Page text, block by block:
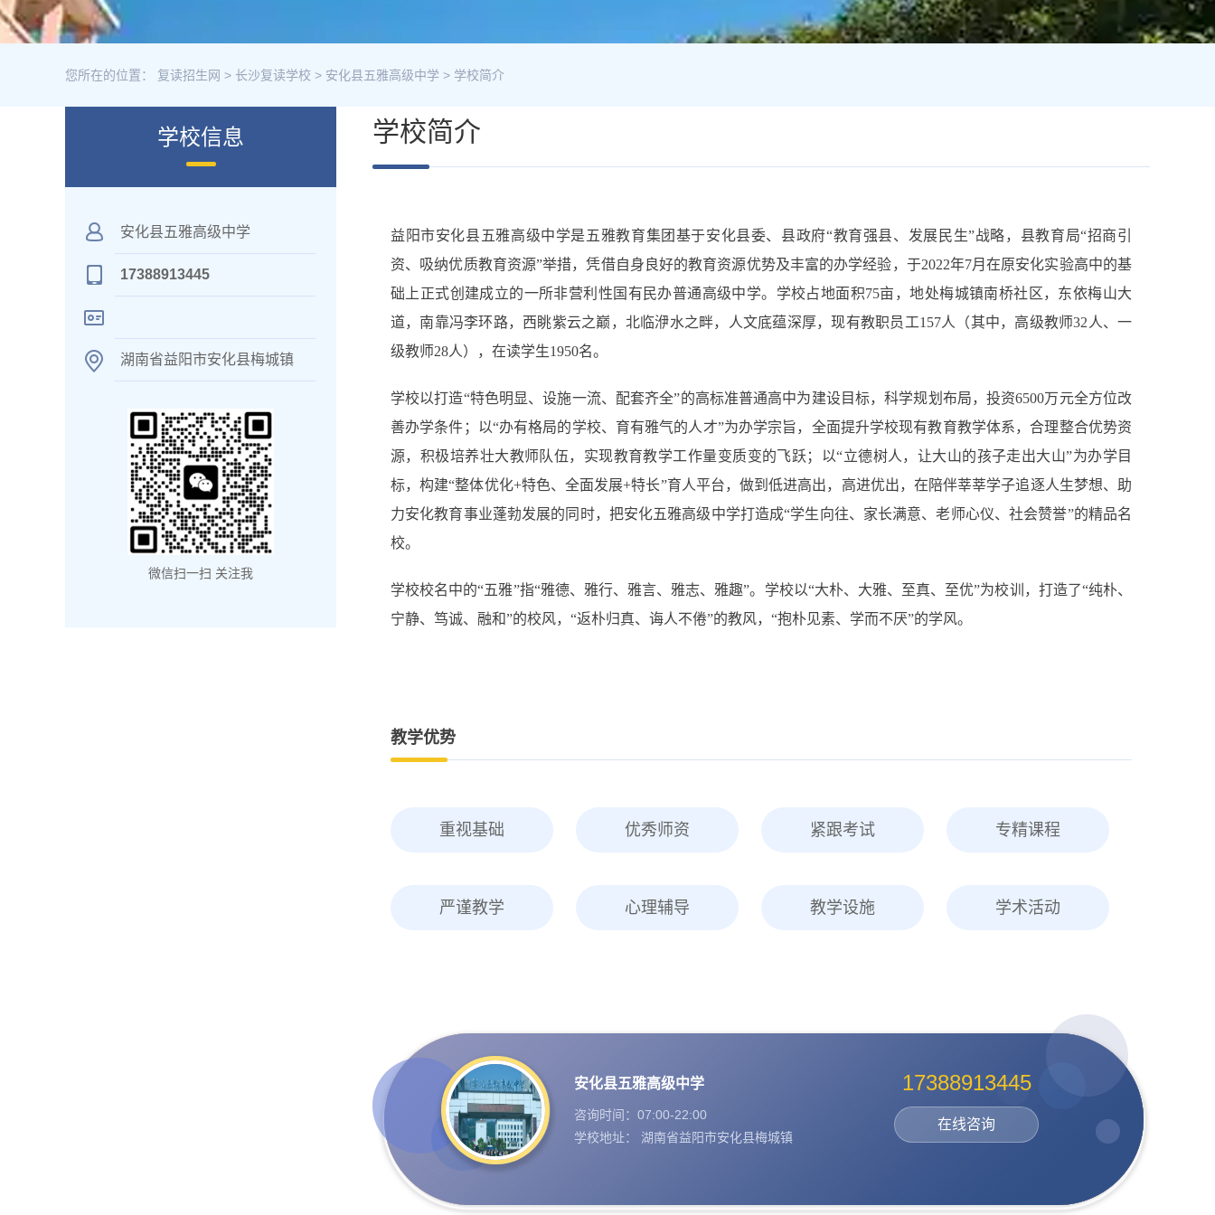
您所在的位置： 复读招生网 > 长沙复读学校 > 安化县五雅高级中学 > 学校简介
学校信息
安化县五雅高级中学
17388913445
湖南省益阳市安化县梅城镇
微信扫一扫 关注我
学校简介
益阳市安化县五雅高级中学是五雅教育集团基于安化县委、县政府“教育强县、发展民生”战略，县教育局“招商引
资、吸纳优质教育资源”举措，凭借自身良好的教育资源优势及丰富的办学经验，于2022年7月在原安化实验高中的基
础上正式创建成立的一所非营利性国有民办普通高级中学。学校占地面积75亩，地处梅城镇南桥社区，东依梅山大
道，南靠冯李环路，西眺紫云之巅，北临洢水之畔，人文底蕴深厚，现有教职员工157人（其中，高级教师32人、一
级教师28人），在读学生1950名。
学校以打造“特色明显、设施一流、配套齐全”的高标准普通高中为建设目标，科学规划布局，投资6500万元全方位改
善办学条件；以“办有格局的学校、育有雅气的人才”为办学宗旨，全面提升学校现有教育教学体系，合理整合优势资
源，积极培养壮大教师队伍，实现教育教学工作量变质变的飞跃；以“立德树人，让大山的孩子走出大山”为办学目
标，构建“整体优化+特色、全面发展+特长”育人平台，做到低进高出，高进优出，在陪伴莘莘学子追逐人生梦想、助
力安化教育事业蓬勃发展的同时，把安化五雅高级中学打造成“学生向往、家长满意、老师心仪、社会赞誉”的精品名
校。
学校校名中的“五雅”指“雅德、雅行、雅言、雅志、雅趣”。学校以“大朴、大雅、至真、至优”为校训，打造了“纯朴、
宁静、笃诚、融和”的校风，“返朴归真、诲人不倦”的教风，“抱朴见素、学而不厌”的学风。
教学优势
重视基础 优秀师资 紧跟考试 专精课程
严谨教学 心理辅导 教学设施 学术活动
安化县五雅高级中学
咨询时间：07:00-22:00
学校地址： 湖南省益阳市安化县梅城镇
17388913445
在线咨询